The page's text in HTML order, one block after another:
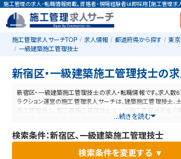
施工管理の求人・転職情報掲載。資格者・現場経験者は即採用【施工管理求
施工管理求人サーチTOP 求人情報 都道府県から探す 東
一級建築施工管理技士
新宿区・一級建築施工管理技士の
新宿区・一級建築施工管理技士の求人・転職情報です。求人数
ラクション運営の施工管理求人サーチは、建築施工管理技士、
施工管理技士、管工事施工管理技士などの施工管理技術者や
など、施工管理と建設業に特化した業界最大規模の求人ポータル
...続きを読む
検索条件：新宿区、一級建築施工管理技士
検索条件を変更する ▼